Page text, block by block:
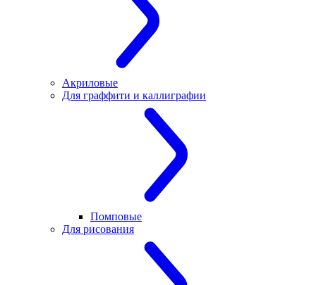
Акриловые
Для граффити и каллиграфии
Помповые
Для рисования